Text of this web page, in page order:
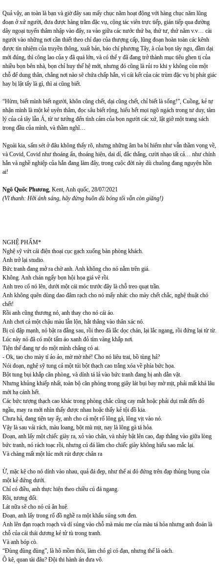
Quả vậy, an toàn là bạn và giờ đây sau mấy chục năm hoạt động với hàng chục năm lũng
đoạn ở xứ người, đưa được hàng trăm đặc vụ, cộng tác viên trực tiếp, gián tiếp qua đường
dây ngoại tuyến thâm nhập vào đây, ra vào giữa các nước thứ ba, thứ tư, thứ năm v.v… cài
người vào những nơi cần thiết theo chỉ đạo của thượng cấp, lũng đoạn hoàn toàn các kênh
được tín nhiệm của truyền thông, xuất bản, báo chí phương Tây, à của bọn tây ngu, đầm dại
mới đúng, thì công lao của y đã quá lớn, và có thể y đã đang trở thành mục tiêu ghen tị của
nhiều bọn bên nhà, bọn chỉ huy thế hệ mới, nhưng đó cũng là rủi ro khi y không còn một
chỗ để dung thân, chẳng nơi nào sẽ chứa chấp hắn, vì cái kết của các trùm đặc vụ bị phát giác
hay bị lật tẩy là gì, thì ai cũng biết.
“Hừm, biết mình biết người, khôn cũng chết, dại cũng chết, chỉ biết là sống!”, Cuồng, kẻ tự
nhận mình là một kẻ uyên thâm, đọc sâu biết rộng, hiểu hết mọi ngõ ngách trong tư duy, tâm
lý của cả tây lẫn Á, từ tư tưởng đến tình cảm của bọn người các xứ, lật giở một trang sách
trong đầu của mình, và thầm nghĩ…
Ngoài kia, sấm sét ở đâu không thấy rõ, nhưng những âm ba bí hiểm như vẫn thầm vọng về,
và Covid, Covid như thoáng ẩn, thoáng hiện, dai dỉ, đắc thắng, cười nhạo tất cả… như chính
hắn và nghề nghiệp của hắn đang làm đây, trong cuộc đời này dù chuông đang nguyện hồn
ai!
Ngô Quốc Phương, Kent, Anh quốc, 28/07/2021
(Vĩ thanh: Hỡi ánh sáng, hãy đừng buồn dù bóng tối vẫn còn giăng!)
NGHỆ PHẨM*
Nghệ sỹ vứt cái điện thoại cục gạch xuống bàn phòng khách.
Anh trở lại studio.
Bức tranh đang mở ra chờ anh. Anh không cho nó nằm trên giá.
Không. Anh chán ngấy bọn hội họa giá vẽ rồi.
Anh treo cổ nó lên, dưới một cái móc trước đây là chỗ treo quạt trần.
Anh không quên dùng dao đâm rạch cho nó mấy nhát: cho mày chết chắc, nghệ thuật chó
chết!
Rồi anh cũng thương nó, anh thay cho nó cái áo.
Anh chơi cả một chậu màu lẫn lộn, hắt thẳng vào thân xác nó.
Bị cú đập mạnh, nó bật ra đằng sau, rồi theo đà lắc dọc chán, lại lắc ngang, rồi đứng lại từ từ.
Lúc này nó đã có một tấm áo xanh đỏ tím vàng khắp nơi.
Tiện thể đang tự do một mình chẳng có ai.
- Ok, tao cho mày tí ảo ảo, mờ mờ nhé! Cho nó liêu trai, bồ tùng hả?
Nói đoạn, nghệ sỹ tung cả một túi bột thạch cao trắng xóa về phía bức họa.
Bột tung bụi khắp căn phòng, và dính tá lả vào bức tranh đang bị anh dằn vặt.
Nhưng khủng khiếp nhất, toàn bộ căn phòng trong giây lát bụi bay mờ mịt, phải mất khá lâu
mới hạ cánh hết.
Các bức tượng thạch cao khác trong phòng chắc cũng cay mắt hoặc phải dụi mắt đến đỏ
ngầu, may ra mới nhìn thấy được nhau hoặc thấy kẻ tội đồ kia.
Chưa hả, đang tiện tay ấy, anh cho cả một rổ lông gà, lông vịt vào nó.
Vậy là sau vải rách, màu loang, bột mù mịt, nay là lông gà tá hỏa.
Đoạn, anh lấy một chiếc giày ra, xỏ vào chân, và nhảy bật lên cao, đạp thẳng vào giữa lòng
bức tranh, nó rách toạc rồi, nhưng cú đá làm cho chiếc giày không hiểu sao mắc lại.
Và chàng mất một lúc mới rút được chân ra
Ừ, mặc kệ cho nó dính vào nhau, quả đá đẹp, như thể ai đó đứng trên đạp thủng bụng của
một kẻ đứng dưới.
Chỉ có điều, anh thực hiện theo chiều cú đá ngang.
Rồi, tương đối.
Lát nữa sẽ cho nó cú ân huệ.
Đoạn, anh lấy trong rổ đồ nghề ra một khẩu súng sơn đen.
Anh lên đạn roạch roạch và dí súng vào chỗ mà máu me của màu tá hỏa nhưng anh đoán là
chỗ của cái thái dương kẻ tử tù trong tranh.
Và anh bóp cò.
“Đùng đùng đùng”, là hô mồm thôi, làm chó gì có đạn, nhưng thế là oách.
Ô kê, quan tài đâu? Đội thi hành án đưa vô.